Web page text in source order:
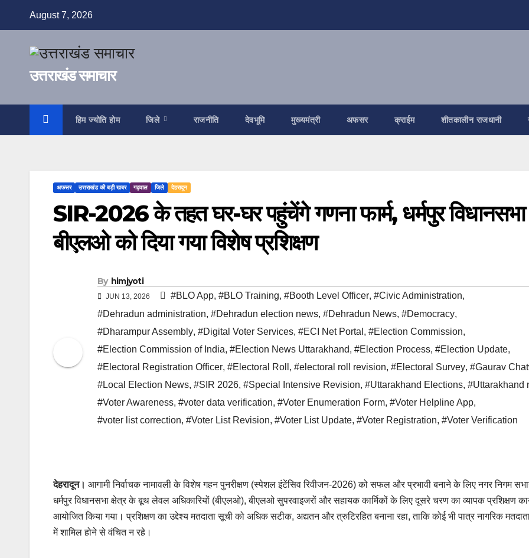
August 7, 2026
उत्तराखंड समाचार
हिम ज्योति होम जिले राजनीति देवभूमि मुख्यमंत्री अफसर क्राईम शीतकालीन राजधानी
अफसर उत्तराखंड की बड़ी खबर गढ़वाल जिले देहरादून
SIR-2026 के तहत घर-घर पहुंचेंगे गणना फार्म, धर्मपुर
बीएलओ को दिया गया विशेष प्रशिक्षण
By himjyoti
JUN 13, 2026 #BLO App, #BLO Training, #Booth Level Officer, #Civic Administration,
#Dehradun administration, #Dehradun election news, #Dehradun News, #Democracy,
#Dharampur Assembly, #Digital Voter Services, #ECI Net Portal , #Election Commission,
#Election Commission of India, #Election News Uttarakhand, #Election Process, #Election Update,
#Electoral Registration Officer, #Electoral Roll , #electoral roll revision, #Electoral Survey, #Gaurav
#Local Election News, #SIR 2026, #Special Intensive Revision, #Uttarakhand Elections, #Uttarakhand
#Voter Awareness, #voter data verification, #Voter Enumeration Form, #Voter Helpline App,
#voter list correction, #Voter List Revision, #Voter List Update, #Voter Registration, #Voter Verification
देहरादून। आगामी निर्वाचक नामावली के विशेष गहन पुनरीक्षण (स्पेशल इंटेंसिव रिवीजन-2026) को सफल और प्रभावी बनाने के लिए नगर निगम
धर्मपुर विधानसभा क्षेत्र के बूथ लेवल अधिकारियों (बीएलओ), बीएलओ सुपरवाइजरों और सहायक कार्मिकों के लिए दूसरे चरण का व्यापक प्रशिक्षण
आयोजित किया गया। प्रशिक्षण का उद्देश्य मतदाता सूची को अधिक सटीक, अद्यतन और त्रुटिरहित बनाना रहा, ताकि कोई भी पात्र नागरिक
में शामिल होने से वंचित न रहे।